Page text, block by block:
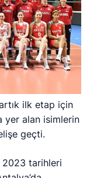
ilk etap için
yer alan isimlerin
geçti.
2023 tarihleri